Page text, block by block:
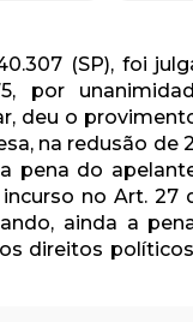
(SP), foi
por
deu o
na redusão de
pena do
no Art. 27
ainda a
direitos